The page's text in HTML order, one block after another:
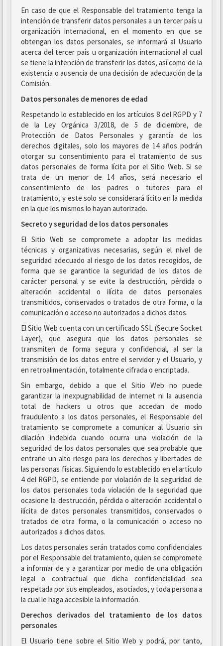
En caso de que el Responsable del tratamiento tenga la
intención de transferir datos personales a un tercer país u
organización internacional, en el momento en que se
obtengan los datos personales, se informará al Usuario
acerca del tercer país u organización internacional al cual
se tiene la intención de transferir los datos, así como de la
existencia o ausencia de una decisión de adecuación de la
Comisión.
Datos personales de menores de edad
Respetando lo establecido en los artículos 8 del RGPD y 7
de la Ley Orgánica 3/2018, de 5 de diciembre, de
Protección de Datos Personales y garantía de los
derechos digitales, solo los mayores de 14 años podrán
otorgar su consentimiento para el tratamiento de sus
datos personales de forma lícita por el Sitio Web. Si se
trata de un menor de 14 años, será necesario el
consentimiento de los padres o tutores para el
tratamiento, y este solo se considerará lícito en la medida
en la que los mismos lo hayan autorizado.
Secreto y seguridad de los datos personales
El Sitio Web se compromete a adoptar las medidas
técnicas y organizativas necesarias, según el nivel de
seguridad adecuado al riesgo de los datos recogidos, de
forma que se garantice la seguridad de los datos de
carácter personal y se evite la destrucción, pérdida o
alteración accidental o ilícita de datos personales
transmitidos, conservados o tratados de otra forma, o la
comunicación o acceso no autorizados a dichos datos.
El Sitio Web cuenta con un certificado SSL (Secure Socket
Layer), que asegura que los datos personales se
transmiten de forma segura y confidencial, al ser la
transmisión de los datos entre el servidor y el Usuario, y
en retroalimentación, totalmente cifrada o encriptada.
Sin embargo, debido a que el Sitio Web no puede
garantizar la inexpugnabilidad de internet ni la ausencia
total de hackers u otros que accedan de modo
fraudulento a los datos personales, el Responsable del
tratamiento se compromete a comunicar al Usuario sin
dilación indebida cuando ocurra una violación de la
seguridad de los datos personales que sea probable que
entrañe un alto riesgo para los derechos y libertades de
las personas físicas. Siguiendo lo establecido en el artículo
4 del RGPD, se entiende por violación de la seguridad de
los datos personales toda violación de la seguridad que
ocasione la destrucción, pérdida o alteración accidental o
ilícita de datos personales transmitidos, conservados o
tratados de otra forma, o la comunicación o acceso no
autorizados a dichos datos.
Los datos personales serán tratados como confidenciales
por el Responsable del tratamiento, quien se compromete
a informar de y a garantizar por medio de una obligación
legal o contractual que dicha confidencialidad sea
respetada por sus empleados, asociados, y toda persona a
la cual le haga accesible la información.
Derechos derivados del tratamiento de los datos
personales
El Usuario tiene sobre el Sitio Web y podrá, por tanto,